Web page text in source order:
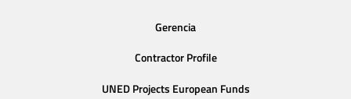
Gerencia
Contractor Profile
UNED Projects European Funds